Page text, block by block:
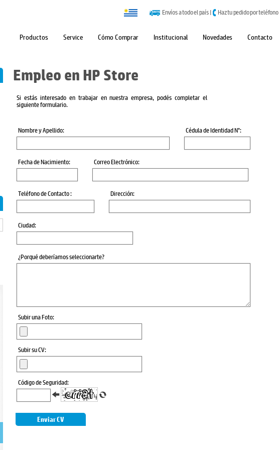
Envíos a todo el país| Haz tu pedido por teléfono
Productos Service Cómo Comprar Institucional Novedades Contacto
Empleo en HP Store
Si estás interesado en trabajar en nuestra empresa, podés completar el
siguiente formulario.
Nombre y Apellido: Cédula de Identidad N°:
Fecha de Nacimiento: Correo Electrónico:
Teléfono de Contacto : Dirección:
Ciudad:
¿Porqué deberíamos seleccionarte?
Subir una Foto:
Subir su CV:
Código de Seguridad:
Enviar CV